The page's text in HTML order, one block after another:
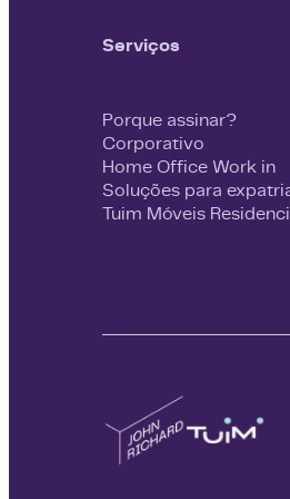
Serviços
Porque assinar?
Corporativo
Home Office Work in
Soluções para
Tuim Móveis